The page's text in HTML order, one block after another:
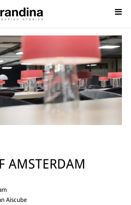
AMSTERDAM
Aiscube